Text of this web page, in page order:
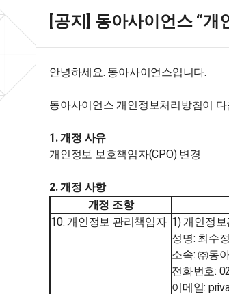
[공지] 동아사이언스 “개
안녕하세요. 동아사이언스입니다.
동아사이언스 개인정보처리방침이
1. 개정 사유
개인정보 보호책임자(CPO) 변경
2. 개정 사항
개정 조항
10. 개인정보 관리책임자 1) 개인정
성명: 최수
소속: ㈜동
전화번호:
이메일: